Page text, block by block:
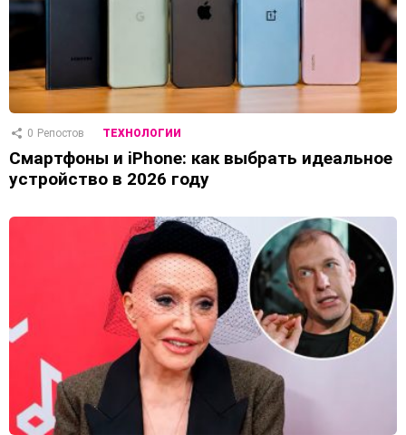
0 Репостов ТЕХНОЛОГИИ
Смартфоны и iPhone: как выбрать идеальное
устройство в 2026 году